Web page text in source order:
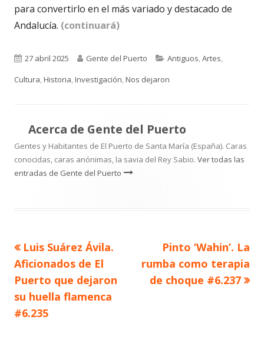
para convertirlo en el más variado y destacado de
Andalucía. (continuará)
Publicado
el
27 abril 2025 Autor
Gente del Puerto Categorías
Antiguos,Artes,
Cultura,Historia,Investigación,Nos dejaron
Acerca de Gente del Puerto
Gentes y Habitantes de El Puerto de Santa María (España). Caras
conocidas, caras anónimas, la savia del Rey Sabio. Ver todas las
entradas de Gente del Puerto
Navegación
de
entradas
Artículo
anterior
Luis Suárez Ávila.
Aficionados de El
Puerto que dejaron
su huella flamenca
#6.235
Artículo
siguiente
Pinto ‘Wahin’. La
rumba como terapia
de choque #6.237